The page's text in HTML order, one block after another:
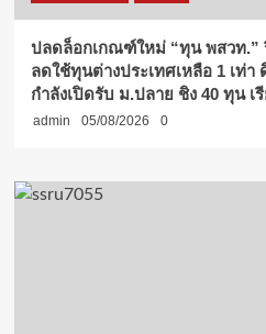
ปลดล็อกเกณฑ์ใหม่ “ทุน พสวท.”
ลดใช้ทุนต่างประเทศเหลือ 1 เท่
กำลังเปิดรับ ม.ปลาย ชิง 40 ทุน เ
admin 05/08/2026 0